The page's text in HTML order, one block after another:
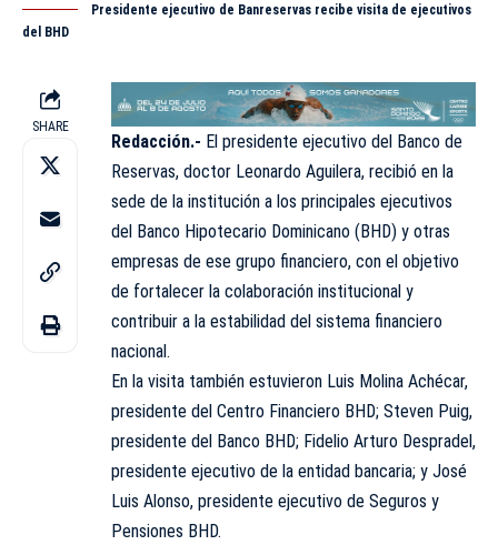
Presidente ejecutivo de Banreservas recibe visita de ejecutivos
del BHD
SHARE
Redacción.- El presidente ejecutivo del Banco de
Reservas, doctor Leonardo Aguilera, recibió en la
sede de la institución a los principales ejecutivos
del Banco Hipotecario Dominicano (BHD) y otras
empresas de ese grupo financiero, con el objetivo
de fortalecer la colaboración institucional y
contribuir a la estabilidad del sistema financiero
nacional.
En la visita también estuvieron Luis Molina Achécar,
presidente del Centro Financiero BHD; Steven Puig,
presidente del Banco BHD; Fidelio Arturo Despradel,
presidente ejecutivo de la entidad bancaria; y José
Luis Alonso, presidente ejecutivo de Seguros y
Pensiones BHD.